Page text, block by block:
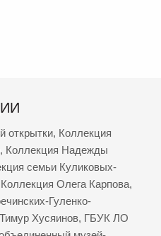
открытки, Коллекция
, Коллекция Надежды
семьи Куликовых-
Коллекция Олега Карпова,
Гуленко-
Тимур Хусяинов, ГБУК ЛО